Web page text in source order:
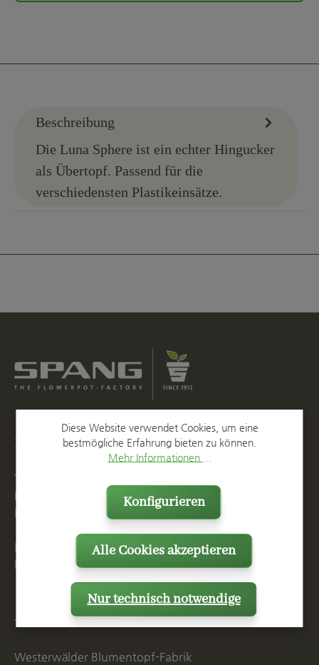
Beschreibung
Die Luna Sphere ist ein echter Hingucker
als Übertopf. Passend für die
verschiedensten Plastikeinsätze.
Kontakt
T
F
+49 2623 887 149
E
Mo. - Do. 07:15 - 16:00 Uhr
Fr. bis 14:00 Uhr
Anschrift
Westerwälder Blumentopf-Fabrik
Diese Website verwendet Cookies, um eine
bestmögliche Erfahrung bieten zu können.
Mehr Informationen ...
Nur technisch notwendige
Konfigurieren
Alle Cookies akzeptieren